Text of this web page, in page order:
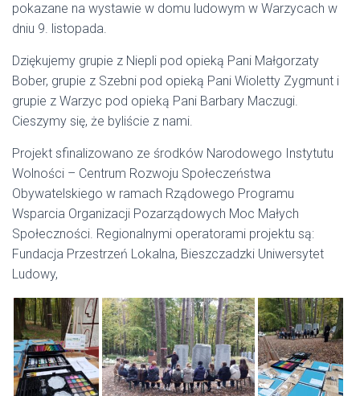
pokazane na wystawie w domu ludowym w Warzycach w
dniu 9. listopada.
Dziękujemy grupie z Niepli pod opieką Pani Małgorzaty
Bober, grupie z Szebni pod opieką Pani Wioletty Zygmunt i
grupie z Warzyc pod opieką Pani Barbary Maczugi.
Cieszymy się, że byliście z nami.
Projekt sfinalizowano ze środków Narodowego Instytutu
Wolności – Centrum Rozwoju Społeczeństwa
Obywatelskiego w ramach Rządowego Programu
Wsparcia Organizacji Pozarządowych Moc Małych
Społeczności. Regionalnymi operatorami projektu są:
Fundacja Przestrzeń Lokalna, Bieszczadzki Uniwersytet
Ludowy,